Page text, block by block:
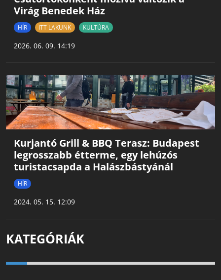
Virág Benedek Ház
HÍR ITT LAKUNK KULTÚRA
2026. 06. 09. 14:19
Kurjantó Grill & BBQ Terasz: Budapest
legrosszabb étterme, egy lehúzós
turistacsapda a Halászbástyánál
HÍR
2024. 05. 15. 12:09
KATEGÓRIÁK